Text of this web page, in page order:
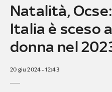
Natalità,
Italia è sceso
donna nel
20 giu 2024 - 12:43